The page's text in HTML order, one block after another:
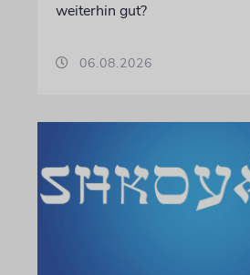
weiterhin gut?
06.08.2026